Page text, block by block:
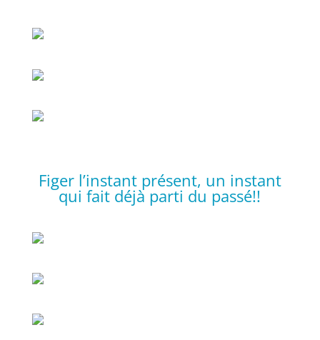
Figer l’instant présent, un instant
qui fait déjà parti du passé!!